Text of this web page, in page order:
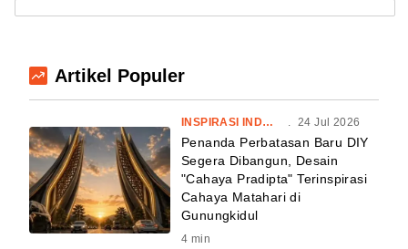
Artikel Populer
INSPIRASI INDONESIA 24 Jul 2026
Penanda Perbatasan Baru DIY
Segera Dibangun, Desain
"Cahaya Pradipta" Terinspirasi
Cahaya Matahari di
Gunungkidul
4 min